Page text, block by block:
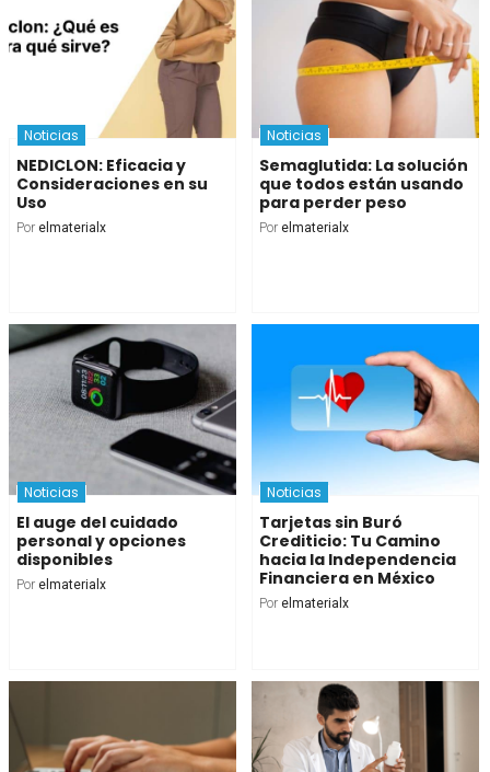
Noticias
NEDICLON: Eficacia y
Consideraciones en su
Uso
Por elmaterialx
Noticias
Semaglutida: La solución
que todos están usando
para perder peso
Por elmaterialx
Noticias
El auge del cuidado
personal y opciones
disponibles
Por elmaterialx
Noticias
Tarjetas sin Buró
Crediticio: Tu Camino
hacia la Independencia
Financiera en México
Por elmaterialx